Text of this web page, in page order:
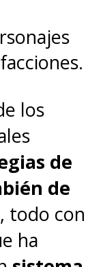
los
de
de
, todo con
ha